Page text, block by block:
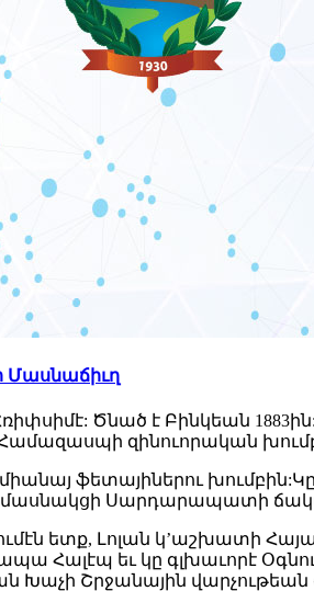
Մասնաճիւղ
Ծնած է Բինկեան
Համազասպի զինուորական
միանայ ֆետայիներու
մասնակցի Սարդարապատի
ետք, Լոլան կ’աշխատի
Հալէպ եւ կը գլխաւորէ
Խաչի Շրջանային վարչութեան